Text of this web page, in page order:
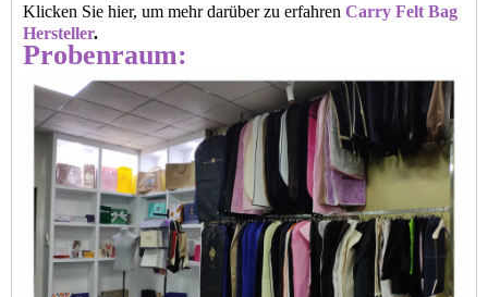
Klicken Sie hier, um mehr darüber zu erfahren Carry Felt Bag
Hersteller.
Probenraum: